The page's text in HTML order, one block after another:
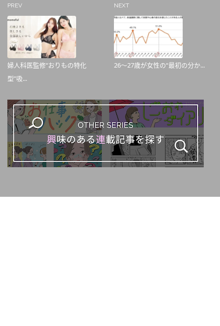
PREV
婦人科医監修“おりもの特化
型”吸...
NEXT
26～27歳が女性の“最初の分か...